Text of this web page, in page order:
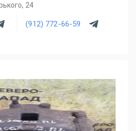
24
(912) 772-66-59